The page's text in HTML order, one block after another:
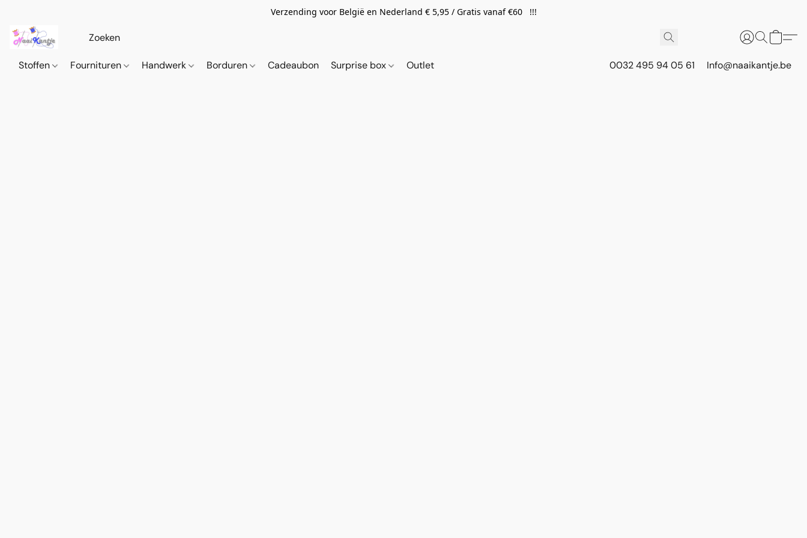
Verzending voor België en Nederland € 5,95 / Gratis vanaf €60 !!!
Stoffen Fournituren Handwerk Borduren Cadeaubon Surprise box Outlet 0032 495 94 05 61 Info@naaikantje.be